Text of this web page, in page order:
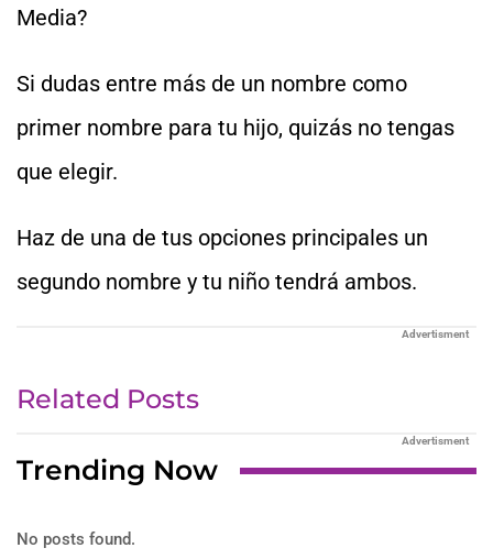
Media?
Si dudas entre más de un nombre como
primer nombre para tu hijo, quizás no tengas
que elegir.
Haz de una de tus opciones principales un
segundo nombre y tu niño tendrá ambos.
Advertisment
Related Posts
Advertisment
Trending Now
No posts found.